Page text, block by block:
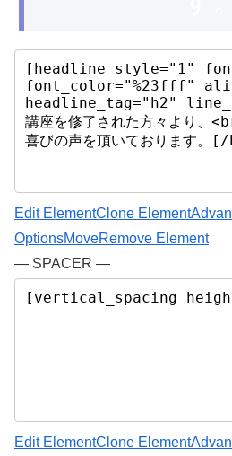
Edit ElementClone Element
OptionsMoveRemove Element
— SPACER —
Edit ElementClone Element